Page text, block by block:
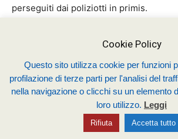
perseguiti dai poliziotti in primis.
Il SIULP non ha mai nascosto gli
adoperato perché non si
abbiamo richiesto e ottenuto la
Pubblico, unica in Europa, per
nella gestione del conflitto,
sociologi e psicologi, oltre che
Cookie Policy
Questo sito utilizza cookie per funzioni
profilazione di terze parti per l'analisi del
nella navigazione o clicchi su un elemento
loro utilizzo. Leggi
Rifiuta Accetta tutto